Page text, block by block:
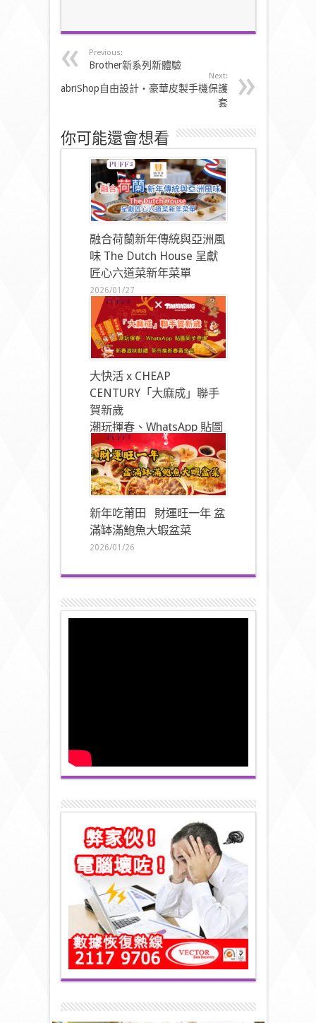
Previous:
Brother新系列新體驗
Next:
FabriShop自由設計‧豪華皮製手機保護
套
你可能還會想看
融合荷蘭新年傳統與亞洲風
味 The Dutch House 呈獻
匠心六道菜新年菜單
2026/01/27
大快活 x CHEAP
CENTURY「大麻成」聯手
賀新歲
潮玩揮春、WhatsApp 貼圖
同步登場
2026/01/27
新年吃莆田 財運旺一年 盆
滿缽滿鮑魚大蝦盆菜
2026/01/26